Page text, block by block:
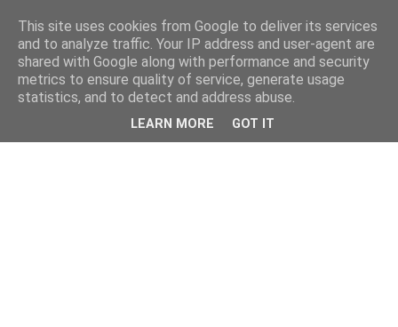
This site uses cookies from Google to deliver its services
and to analyze traffic. Your IP address and user-agent are
shared with Google along with performance and security
metrics to ensure quality of service, generate usage
statistics, and to detect and address abuse.
LEARN MORE GOT IT